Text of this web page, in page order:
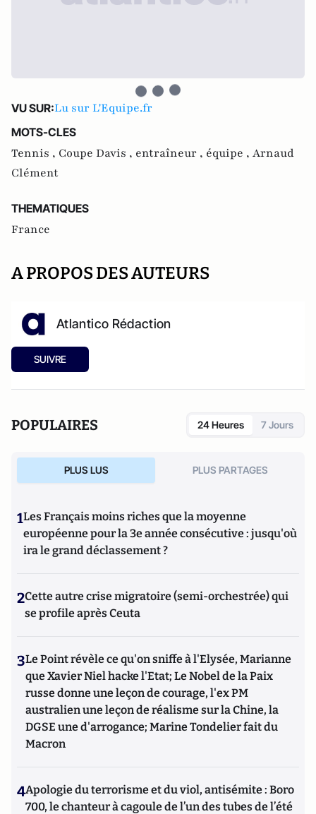
VU SUR:Lu sur L'Equipe.fr
MOTS-CLES
Tennis , Coupe Davis , entraîneur , équipe , Arnaud
Clément
THEMATIQUES
France
A PROPOS DES AUTEURS
Atlantico Rédaction
SUIVRE
POPULAIRES 24 Heures 7 Jours
PLUS LUS PLUS PARTAGES
1Les Français moins riches que la moyenne
européenne pour la 3e année consécutive : jusqu'où
ira le grand déclassement ?
2Cette autre crise migratoire (semi-orchestrée) qui
se profile après Ceuta
3Le Point révèle ce qu'on sniffe à l'Elysée, Marianne
que Xavier Niel hacke l'Etat; Le Nobel de la Paix
russe donne une leçon de courage, l'ex PM
australien une leçon de réalisme sur la Chine, la
DGSE une d'arrogance; Marine Tondelier fait du
Macron
4Apologie du terrorisme et du viol, antisémite : Boro
700, le chanteur à cagoule de l’un des tubes de l’été